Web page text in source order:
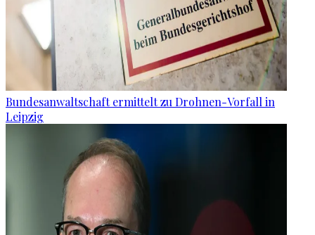
Bundesanwaltschaft ermittelt zu Drohnen-Vorfall in
Leipzig